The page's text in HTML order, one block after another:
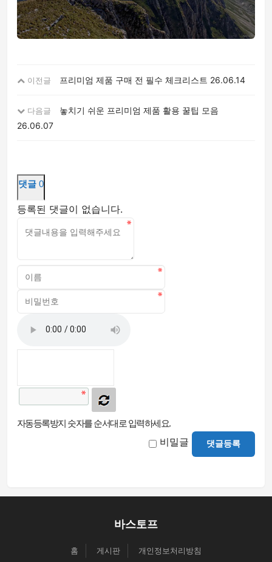
이전글 프리미엄 제품 구매 전 필수 체크리스트 26.06.14
다음글
놓치기 쉬운 프리미엄 제품 활용 꿀팁 모음
26.06.07
댓글 0
등록된 댓글이 없습니다.
자동등록방지 숫자를 순서대로 입력하세요.
비밀글 댓글등록
바스토프
홈 게시판 개인정보처리방침